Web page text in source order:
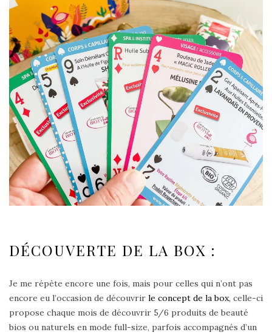
DÉCOUVERTE DE LA BOX :
Je me répète encore une fois, mais pour celles qui n’ont pas
encore eu l’occasion de découvrir le concept de la box, celle-ci
propose chaque mois de découvrir 5/6 produits de beauté
bios ou naturels en mode full-size, parfois accompagnés d’un